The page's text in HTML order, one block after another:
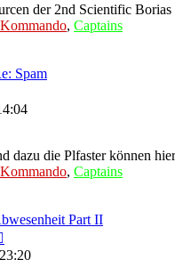
der 2nd Scientific
, Captains
Spam
dazu die Plfaster können
, Captains
Part II
Beitrag